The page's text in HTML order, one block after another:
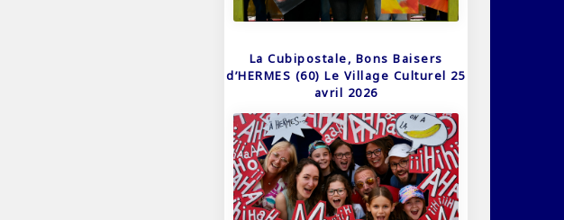
La Cubipostale, Bons Baisers
d’HERMES (60) Le Village Culturel 25
avril 2026